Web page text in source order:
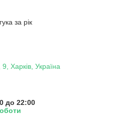
за рік
Харків, Україна
до 22:00